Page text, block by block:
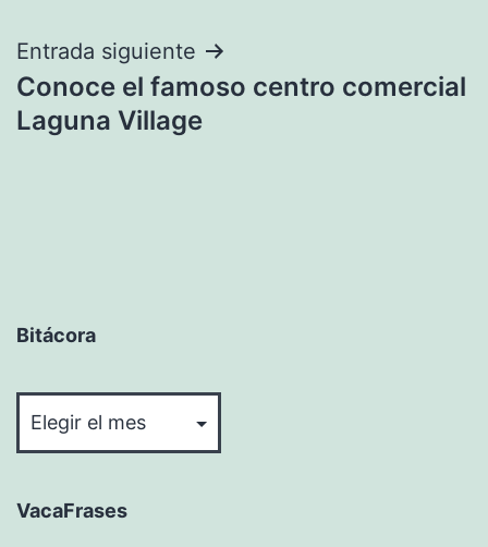
Entrada siguiente
Conoce el famoso centro comercial
Laguna Village
Bitácora
VacaFrases